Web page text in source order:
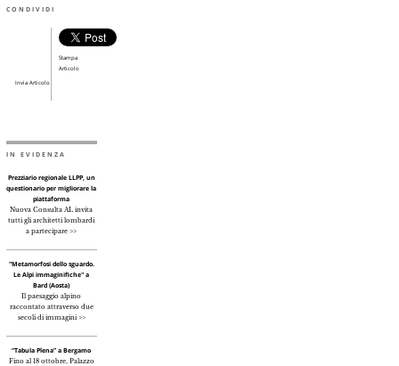
CONDIVIDI
Stampa
Articolo
Invia Articolo
IN EVIDENZA
Prezziario regionale LLPP, un
questionario per migliorare la
piattaforma
Nuova Consulta AL invita
tutti gli architetti lombardi
a partecipare >>
"Metamorfosi dello sguardo.
Le Alpi immaginifiche" a
Bard (Aosta)
Il paesaggio alpino
raccontato attraverso due
secoli di immagini >>
“Tabula Plena” a Bergamo
Fino al 18 ottobre, Palazzo